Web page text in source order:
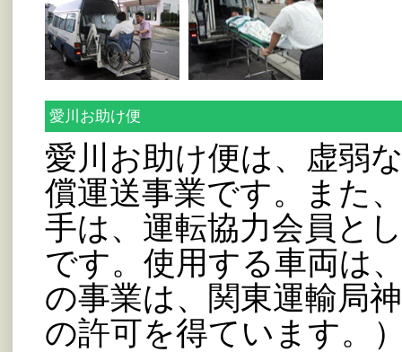
愛川お助け便
愛川お助け便は、虚弱
償運送事業です。また
手は、運転協力会員と
です。使用する車両は
の事業は、関東運輸局
の許可を得ています。